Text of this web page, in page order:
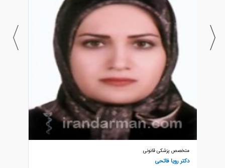
متخصص پزشکی قانونی
دکتر رویا فاتحی